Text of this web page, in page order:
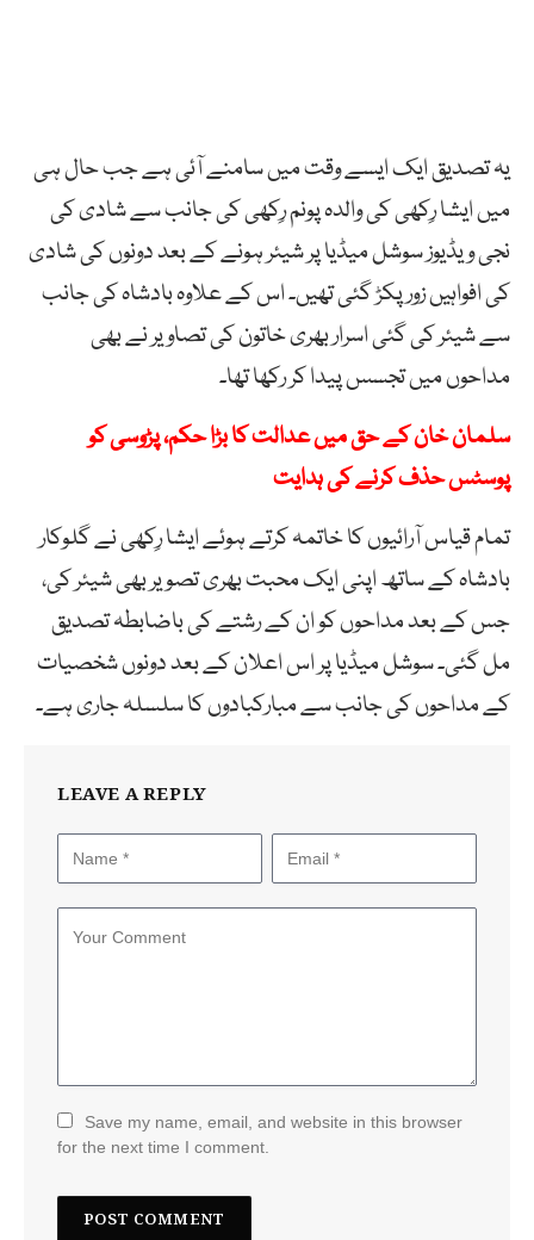
یہ تصدیق ایک ایسے وقت میں سامنے آئی ہے جب حال ہی
میں ایشا رِکھی کی والدہ پونم رِکھی کی جانب سے شادی کی
نجی ویڈیوز سوشل میڈیا پر شیئر ہونے کے بعد دونوں کی شادی
کی افواہیں زور پکڑ گئی تھیں۔ اس کے علاوہ بادشاہ کی جانب
سے شیئر کی گئی اسرار بھری خاتون کی تصاویر نے بھی
مداحوں میں تجسس پیدا کر رکھا تھا۔
سلمان خان کے حق میں عدالت کا بڑا حکم، پڑوسی کو
پوسٹس حذف کرنے کی ہدایت
تمام قیاس آرائیوں کا خاتمہ کرتے ہوئے ایشا رِکھی نے گلوکار
بادشاہ کے ساتھ اپنی ایک محبت بھری تصویر بھی شیئر کی،
جس کے بعد مداحوں کو ان کے رشتے کی باضابطہ تصدیق
مل گئی۔ سوشل میڈیا پر اس اعلان کے بعد دونوں شخصیات
کے مداحوں کی جانب سے مبارکبادوں کا سلسلہ جاری ہے۔
LEAVE A REPLY
Save my name, email, and website in this browser
for the next time I comment.